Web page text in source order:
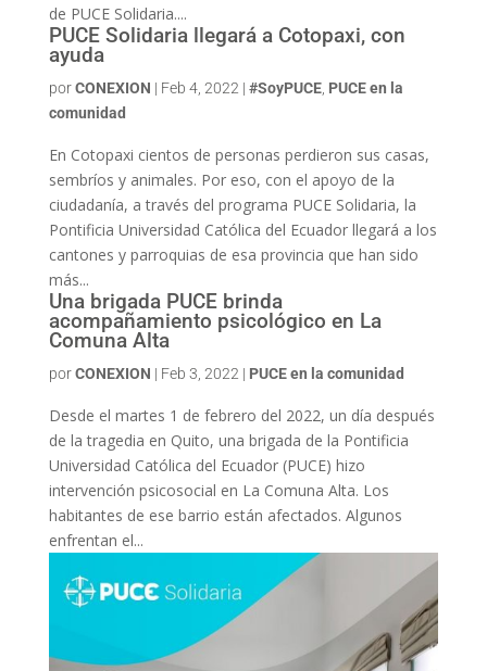
de PUCE Solidaria....
PUCE Solidaria llegará a Cotopaxi, con
ayuda
porCONEXION | Feb 4, 2022 | #SoyPUCE, PUCE en la
comunidad
En Cotopaxi cientos de personas perdieron sus casas,
sembríos y animales. Por eso, con el apoyo de la
ciudadanía, a través del programa PUCE Solidaria, la
Pontificia Universidad Católica del Ecuador llegará a los
cantones y parroquias de esa provincia que han sido
más...
Una brigada PUCE brinda
acompañamiento psicológico en La
Comuna Alta
porCONEXION | Feb 3, 2022 | PUCE en la comunidad
Desde el martes 1 de febrero del 2022, un día después
de la tragedia en Quito, una brigada de la Pontificia
Universidad Católica del Ecuador (PUCE) hizo
intervención psicosocial en La Comuna Alta. Los
habitantes de ese barrio están afectados. Algunos
enfrentan el...